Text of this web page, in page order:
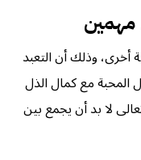
مهمين
أخرى، وذلك أن التعبد
المحبة مع كمال الذل
لا بد أن يجمع بين